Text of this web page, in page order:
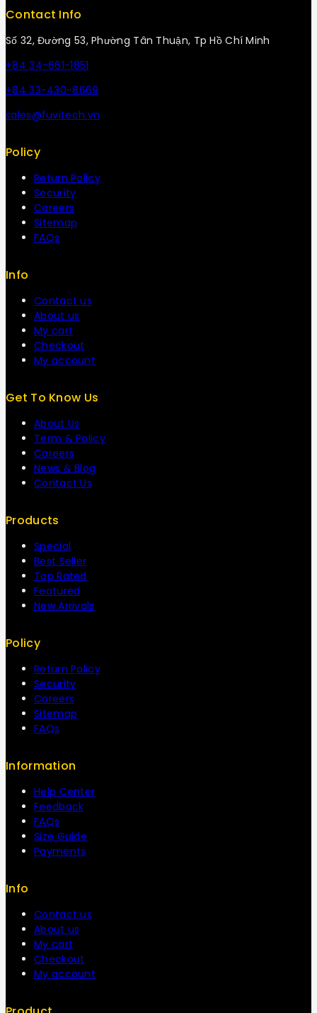
Contact Info
Số 32, Đường 53, Phường Tân Thuận, Tp Hồ Chí Minh
+84 34-661-1851
+84 33-430-8669
sales@fuvitech.vn
Policy
Return Policy
Security
Careers
Sitemap
FAQs
Info
Contact us
About us
My cart
Checkout
My account
Get To Know Us
About Us
Term & Policy
Careers
News & Blog
Contact Us
Products
Special
Best Seller
Top Rated
Featured
New Arrivals
Policy
Return Policy
Security
Careers
Sitemap
FAQs
Information
Help Center
Feedback
FAQs
Size Guide
Payments
Info
Contact us
About us
My cart
Checkout
My account